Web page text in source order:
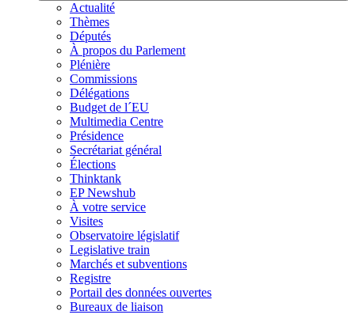
Actualité
Thèmes
Députés
À propos du Parlement
Plénière
Commissions
Délégations
Budget de l´EU
Multimedia Centre
Présidence
Secrétariat général
Élections
Thinktank
EP Newshub
À votre service
Visites
Observatoire législatif
Legislative train
Marchés et subventions
Registre
Portail des données ouvertes
Bureaux de liaison